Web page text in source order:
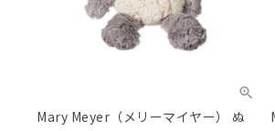
Mary Meyer（メリーマイヤー） ぬ